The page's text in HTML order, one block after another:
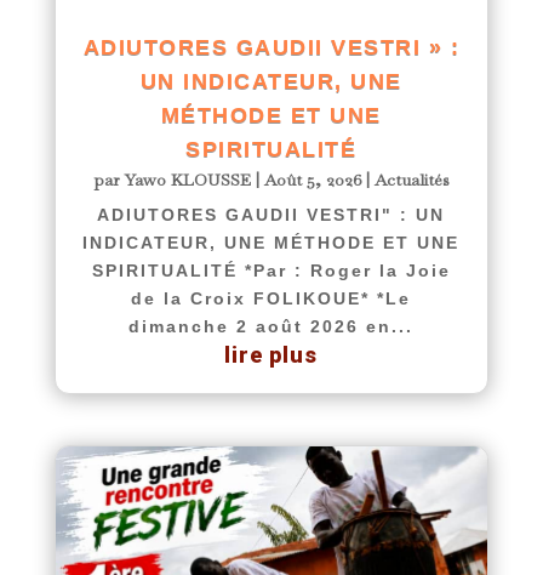
ADIUTORES GAUDII VESTRI » :
UN INDICATEUR, UNE
MÉTHODE ET UNE
SPIRITUALITÉ
parYawo KLOUSSE| Août 5, 2026| Actualités
ADIUTORES GAUDII VESTRI" : UN
INDICATEUR, UNE MÉTHODE ET UNE
SPIRITUALITÉ *Par : Roger la Joie
de la Croix FOLIKOUE* *Le
dimanche 2 août 2026 en...
lire plus